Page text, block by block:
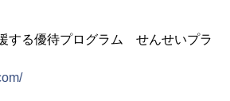
する優待プログラム せんせいプラ